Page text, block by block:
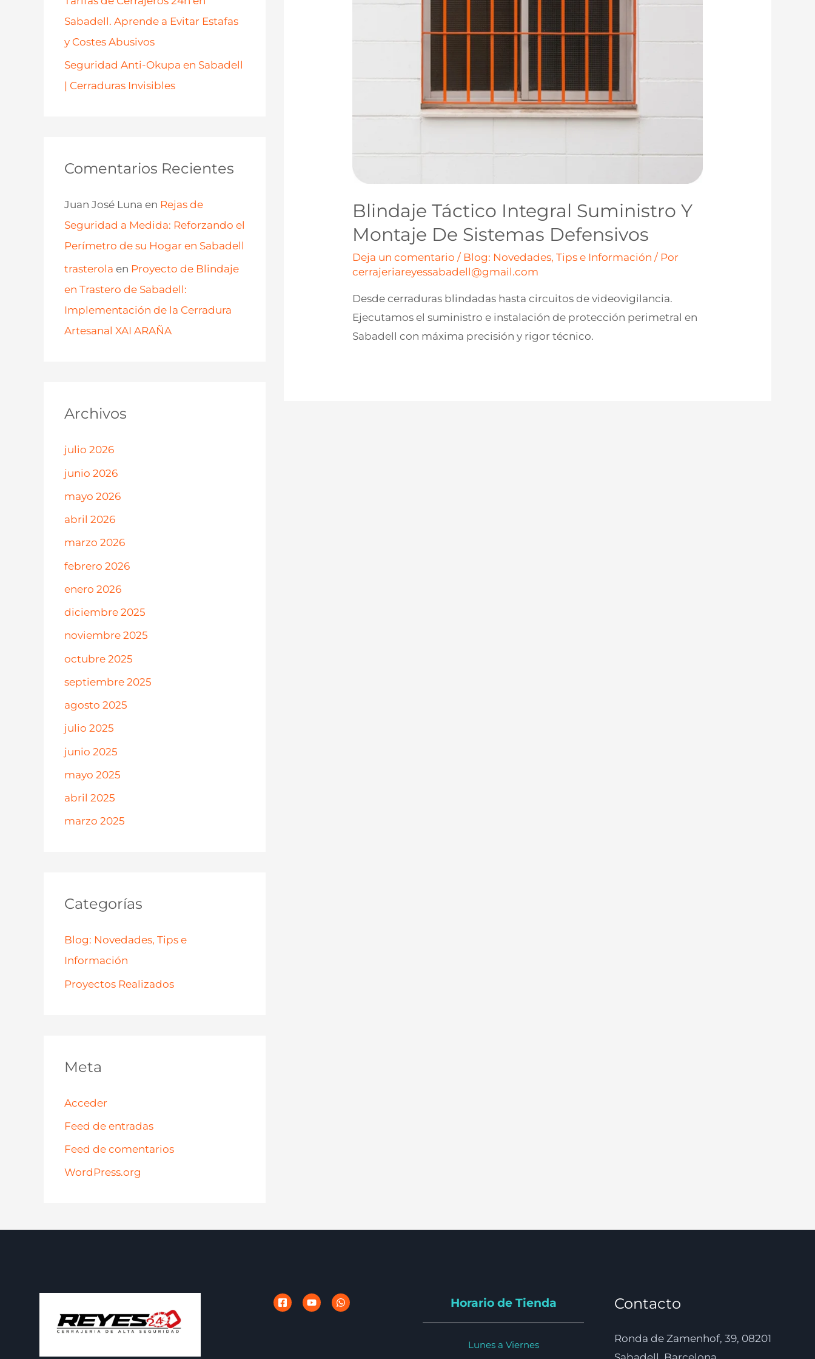
Sabadell. Aprende a Evitar Estafas
y Costes Abusivos
Seguridad Anti-Okupa en Sabadell
| Cerraduras Invisibles
Comentarios Recientes
Juan José Luna en Rejas de
Seguridad a Medida: Reforzando el
Perímetro de su Hogar en Sabadell
trasterola en Proyecto de Blindaje
en Trastero de Sabadell:
Implementación de la Cerradura
Artesanal XAI ARAÑA
Archivos
julio 2026
junio 2026
mayo 2026
abril 2026
marzo 2026
febrero 2026
enero 2026
diciembre 2025
noviembre 2025
octubre 2025
septiembre 2025
agosto 2025
julio 2025
junio 2025
mayo 2025
abril 2025
marzo 2025
Categorías
Blog: Novedades, Tips e
Información
Proyectos Realizados
Meta
Acceder
Feed de entradas
Feed de comentarios
WordPress.org
Blindaje Táctico Integral Suministro Y
Montaje De Sistemas Defensivos
Deja un comentario / Blog: Novedades, Tips e Información / Por
cerrajeriareyessabadell@gmail.com
Desde cerraduras blindadas hasta circuitos de videovigilancia.
Ejecutamos el suministro e instalación de protección perimetral en
Sabadell con máxima precisión y rigor técnico.
Horario de Tienda
Lunes a Viernes
Contacto
Ronda de Zamenhof, 39, 08201